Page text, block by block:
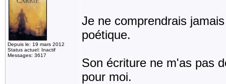
Depuis le: 19 mars 2012
Status actuel: Inactif
Messages: 3617
Je ne comprendrais
poétique.
Son écriture ne m'as pas
pour moi.